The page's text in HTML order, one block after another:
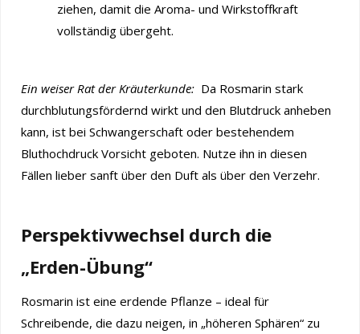
ziehen, damit die Aroma- und Wirkstoffkraft
vollständig übergeht.
Ein weiser Rat der Kräuterkunde: Da Rosmarin stark
durchblutungsfördernd wirkt und den Blutdruck anheben
kann, ist bei Schwangerschaft oder bestehendem
Bluthochdruck Vorsicht geboten. Nutze ihn in diesen
Fällen lieber sanft über den Duft als über den Verzehr.
Perspektivwechsel durch die
„Erden-Übung“
Rosmarin ist eine erdende Pflanze – ideal für
Schreibende, die dazu neigen, in „höheren Sphären“ zu